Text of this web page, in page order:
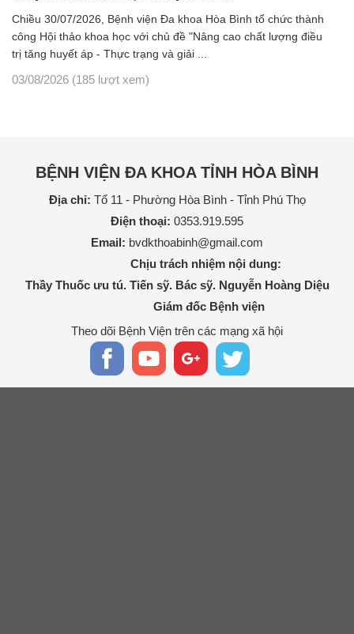
Chiều 30/07/2026, Bệnh viện Đa khoa Hòa Bình tổ chức thành
công Hội thảo khoa học với chủ đề "Nâng cao chất lượng điều
trị tăng huyết áp - Thực trạng và giải ...
03/08/2026 (185 lượt xem)
BỆNH VIỆN ĐA KHOA TỈNH HÒA BÌNH
Địa chỉ: Tổ 11 - Phường Hòa Bình - Tỉnh Phú Thọ
Điện thoại: 0353.919.595
Email: bvdkthoabinh@gmail.com
Chịu trách nhiệm nội dung:
Thầy Thuốc ưu tú. Tiến sỹ. Bác sỹ. Nguyễn Hoàng Diệu
Giám đốc Bệnh viện
Theo dõi Bệnh Viện trên các mạng xã hội